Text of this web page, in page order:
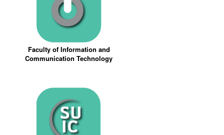
Faculty of Information and
Communication Technology